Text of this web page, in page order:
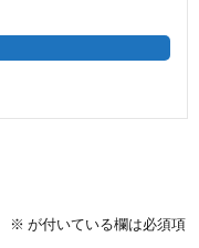
※ が付いている欄は必須項